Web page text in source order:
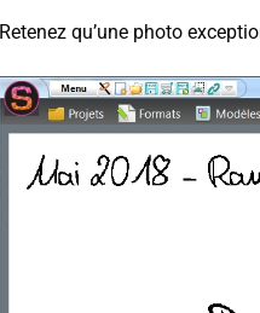
Retenez qu’une photo